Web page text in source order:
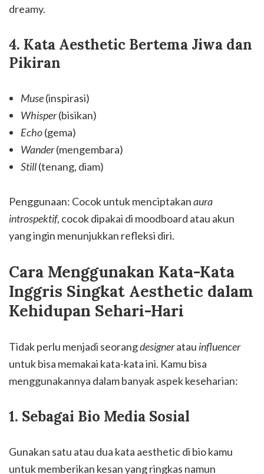
dreamy.
4. Kata Aesthetic Bertema Jiwa dan
Pikiran
Muse(inspirasi)
Whisper(bisikan)
Echo(gema)
Wander(mengembara)
Still(tenang, diam)
Penggunaan: Cocok untuk menciptakanaura
introspektif, cocok dipakai di moodboard atau akun
yang ingin menunjukkan refleksi diri.
Cara Menggunakan Kata-Kata
Inggris Singkat Aesthetic dalam
Kehidupan Sehari-Hari
Tidak perlu menjadi seorangdesigneratau influencer
untuk bisa memakai kata-kata ini. Kamu bisa
menggunakannya dalam banyak aspek keseharian:
1. Sebagai Bio Media Sosial
Gunakan satu atau dua kata aesthetic di bio kamu
untuk memberikan kesan yang ringkas namun